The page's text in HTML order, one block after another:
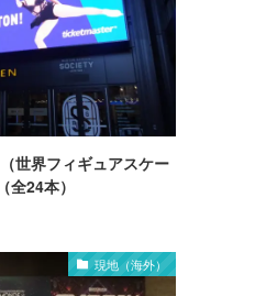
世界フィギュアスケー
全24本）
現地（海外）